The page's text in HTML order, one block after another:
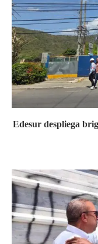
Edesur despliega